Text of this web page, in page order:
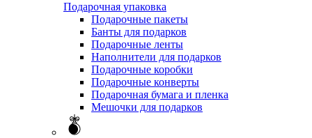
Подарочная упаковка
Подарочные пакеты
Банты для подарков
Подарочные ленты
Наполнители для подарков
Подарочные коробки
Подарочные конверты
Подарочная бумага и пленка
Мешочки для подарков